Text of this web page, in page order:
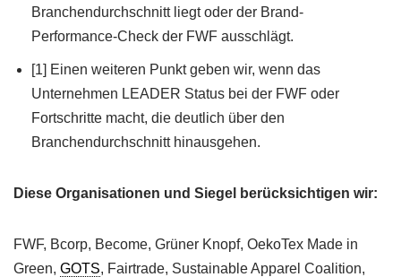
Branchendurchschnitt liegt oder der Brand-
Performance-Check der FWF ausschlägt.
[1] Einen weiteren Punkt geben wir, wenn das
Unternehmen LEADER Status bei der FWF oder
Fortschritte macht, die deutlich über den
Branchendurchschnitt hinausgehen.
Diese Organisationen und Siegel berücksichtigen wir:
FWF, Bcorp, Become, Grüner Knopf, OekoTex Made in
Green, GOTS, Fairtrade, Sustainable Apparel Coalition,